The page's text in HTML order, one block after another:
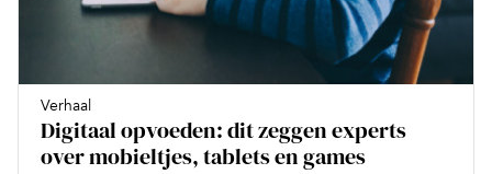
Verhaal
Digitaal opvoeden: dit zeggen experts
over mobieltjes, tablets en games